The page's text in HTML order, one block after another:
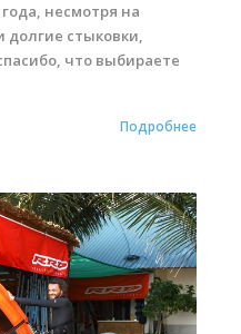
несмотря на
долгие стыковки,
что выбираете
Подробнее